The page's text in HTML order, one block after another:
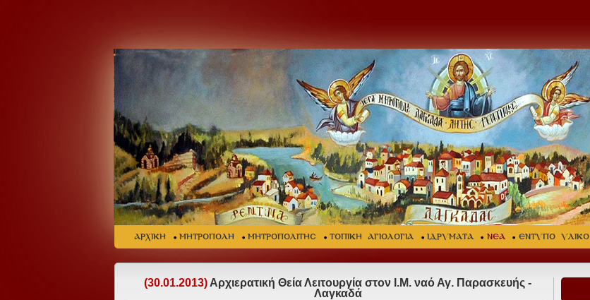
ΑΡΧΙΚΗ ΜΗΤΡΟΠΟΛΗ ΜΗΤΡΟΠΟΛΙΤΗΣ ΤΟΠΙΚΗ ΑΓΙΟΛΟΓΙΑ ΙΔΡΥΜΑΤΑ ΝΕΑ ΕΝΤΥΠΟ ΥΛΙΚΟ
(30.01.2013) Αρχιερατική Θεία Λειτουργία στον Ι.Μ. ναό Αγ. Παρασκευής -
Λαγκαδά